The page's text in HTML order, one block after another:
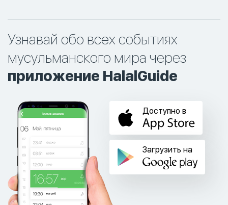
Узнавай обо всех событиях
мусульманского мира через
приложение HalalGuide
Доступно в
Загрузить на